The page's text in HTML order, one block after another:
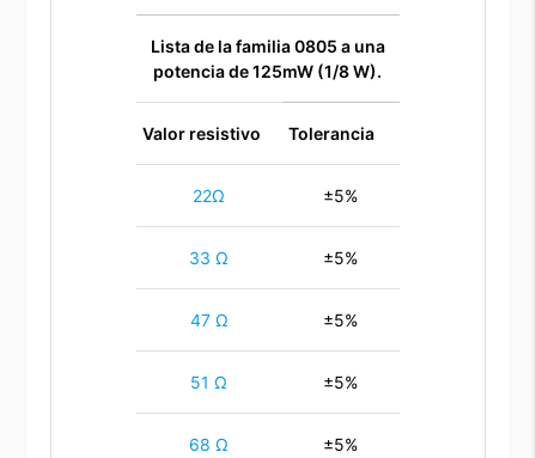
Lista de la familia 0805 a una
potencia de 125mW (1/8 W).
Valor resistivo Tolerancia
22Ω ±5%
33 Ω ±5%
47 Ω ±5%
51 Ω ±5%
68 Ω ±5%